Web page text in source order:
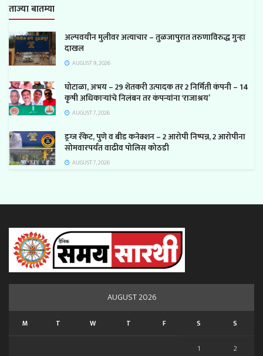
ताज्या बातम्या
अल्पवयीन मुलीवर अत्याचार – तुळजापुरात तरुणाविरुद्ध गुन्हा
दाखल
AUGUST 9, 2026
घोटाळा, अभय – 29 शेतकरी उत्पादक तर 2 निर्मिती कंपनी – 14
कृषी अधिकाऱ्यांचे निलंबन तर कंपन्यांना ‘राजाश्रय’
AUGUST 7, 2026
ड्रग्ज रॅकेट, पुणे व बीड कनेक्शन – 2 आरोपी निष्पन्न, 2 आरोपीना
सोमवारपर्यंत वाढीव पोलिस कोठडी
AUGUST 7, 2026
AUGUST 2026
M T W T F S S
1
2